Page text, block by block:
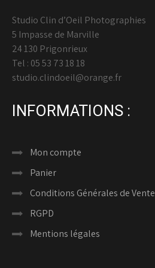
Studio Clin d’Oeil Photographies
5 Impasse de Marville
24 130 Prigonrieux
Tel : 05 53 73 18 18
studio.clindoeil@orange.fr
INFORMATIONS :
Mon compte
Panier
Conditions Générales de Vente
RGPD
Mentions légales